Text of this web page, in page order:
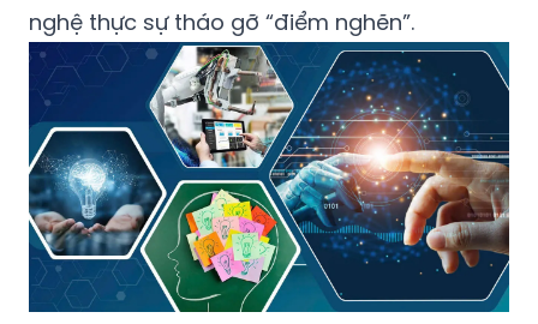
nghệ thực sự tháo gỡ “điểm nghẽn”.